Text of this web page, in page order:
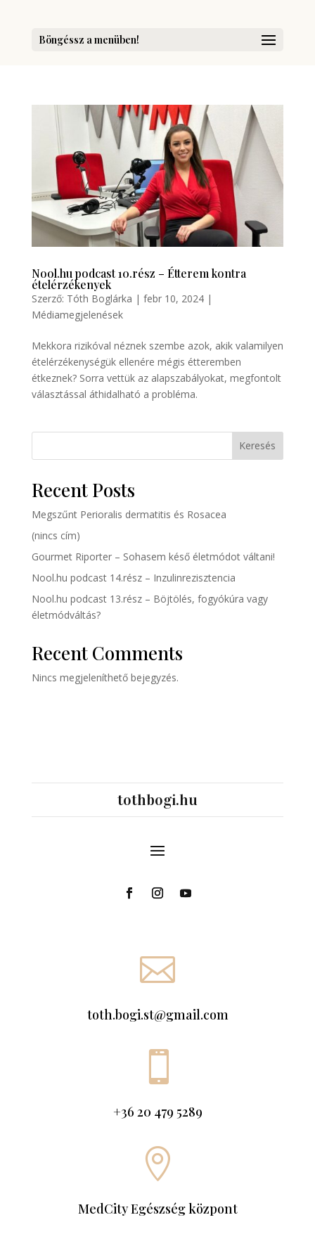
Böngéssz a menüben!
Nool.hu podcast 10.rész – Étterem kontra
ételérzékenyek
Szerző: Tóth Boglárka | febr 10, 2024|
Médiamegjelenések
Mekkora rizikóval néznek szembe azok, akik valamilyen
ételérzékenységük ellenére mégis étteremben
étkeznek? Sorra vettük az alapszabályokat, megfontolt
választással áthidalható a probléma.
Keresés
Recent Posts
Megszűnt Perioralis dermatitis és Rosacea
(nincs cím)
Gourmet Riporter – Sohasem késő életmódot váltani!
Nool.hu podcast 14.rész – Inzulinrezisztencia
Nool.hu podcast 13.rész – Böjtölés, fogyókúra vagy
életmódváltás?
Recent Comments
Nincs megjeleníthető bejegyzés.
tothbogi.hu

toth.bogi.st@gmail.com

+36 20 479 5289

MedCity Egészség központ